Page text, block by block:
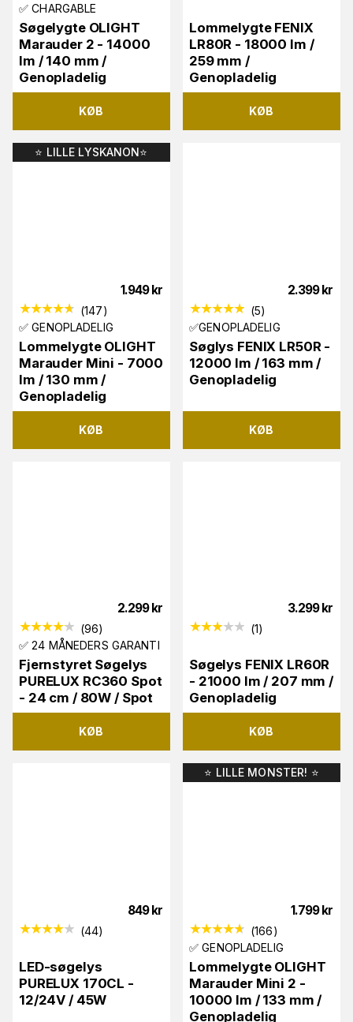
✅ CHARGABLE
Søgelygte OLIGHT
Marauder 2 - 14000
lm / 140 mm /
Genopladelig
KØB
Lommelygte FENIX
LR80R - 18000 lm /
259 mm /
Genopladelig
KØB
⭐️ LILLE LYSKANON⭐️
1.949 kr
(147)
✅ GENOPLADELIG
Lommelygte OLIGHT
Marauder Mini - 7000
lm / 130 mm /
Genopladelig
KØB
2.399 kr
(5)
✅GENOPLADELIG
Søglys FENIX LR50R -
12000 lm / 163 mm /
Genopladelig
KØB
2.299 kr
(96)
✅ 24 MÅNEDERS GARANTI
Fjernstyret Søgelys
PURELUX RC360 Spot
- 24 cm / 80W / Spot
KØB
3.299 kr
(1)
Søgelys FENIX LR60R
- 21000 lm / 207 mm /
Genopladelig
KØB
849 kr
(44)
LED-søgelys
PURELUX 170CL -
12/24V / 45W
⭐️ LILLE MONSTER! ⭐️
1.799 kr
(166)
✅ GENOPLADELIG
Lommelygte OLIGHT
Marauder Mini 2 -
10000 lm / 133 mm /
Genopladelig